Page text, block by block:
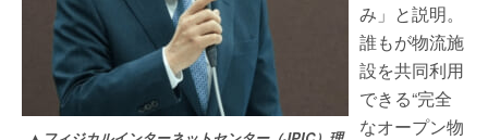
み」と説明。
誰もが物流施
設を共同利用
できる“完全
なオープン物